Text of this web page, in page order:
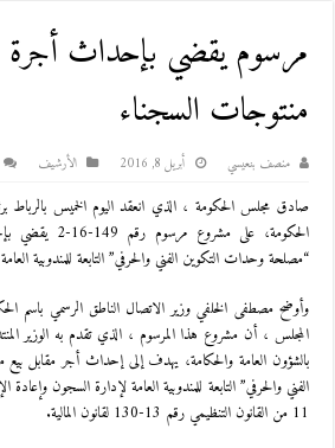
مرسوم يقضي بإحداث أجرة
منتوجات السجناء
منصف بنعيسي أبريل 8, 2016 اﻷرشيف
صادق مجلس الحكومة ، الذي انعقد اليوم الخميس بالرباط
الحكومة، على
“مصلحة وحدات التكوين الفني والحرفي” التابعة للمندوبية
وأوضح مصطفى الخلفي وزير الاتصال الناطق الرسمي باسم
المجلس ، أن مشروع هذا المرسوم ، الذي تقدم به الوزير
بالشؤون العامة والحكامة، يهدف إلى إحداث أجر مقابل
الفني والحرفي” التابعة للمندوبية العامة لإدارة السجون
11 من القانون التنظيمي رقم 13-130 لقانون المالية.